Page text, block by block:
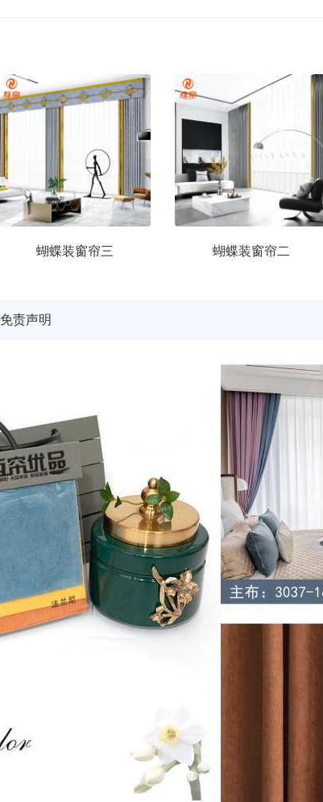
蝴蝶装窗帘三 蝴蝶装窗帘二
免责声明